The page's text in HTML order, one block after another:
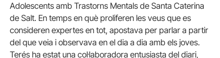
Adolescents amb Trastorns Mentals de Santa Caterina
de Salt. En temps en què proliferen les veus que es
consideren expertes en tot, apostava per parlar a partir
del que veia i observava en el dia a dia amb els joves.
Terés ha estat una col·laboradora entusiasta del diari,